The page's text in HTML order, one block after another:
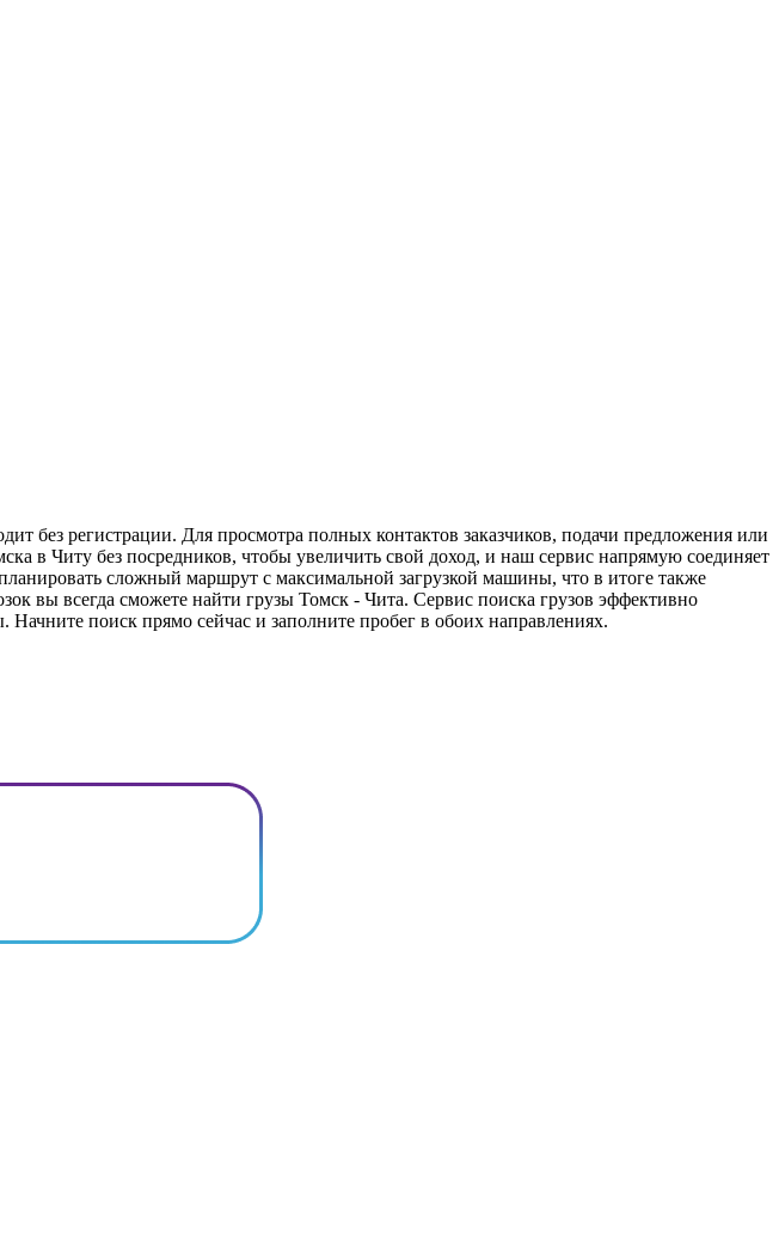
без регистрации. Для просмотра полных контактов заказчиков, подачи предложения или
в Читу без посредников, чтобы увеличить свой доход, и наш сервис напрямую соединяет
сложный маршрут с максимальной загрузкой машины, что в итоге также
вы всегда сможете найти грузы Томск - Чита. Сервис поиска грузов эффективно
поиск прямо сейчас и заполните пробег в обоих направлениях.